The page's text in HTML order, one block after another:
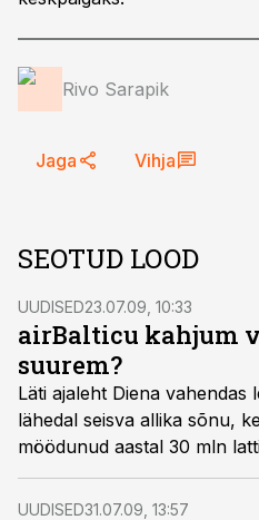
Rivo Sarapik
Jaga Vihja
SEOTUD LOOD
UUDISED23.07.09, 10:33
airBalticu kahjum
suurem?
Läti ajaleht Diena vahendas
lähedal seisva allika sõnu,
möödunud aastal 30 mln
kahjumit.
UUDISED31.07.09, 13:57